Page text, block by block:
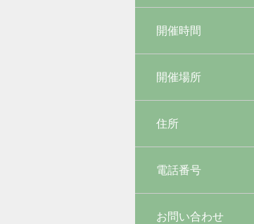
開催時間
開催場所
住所
電話番号
お問い合わせ